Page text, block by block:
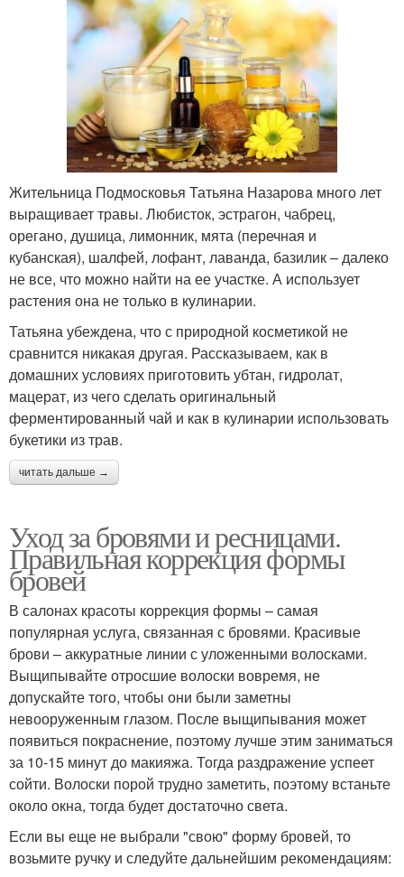
Жительница Подмосковья Татьяна Назарова много лет
выращивает травы. Любисток, эстрагон, чабрец,
орегано, душица, лимонник, мята (перечная и
кубанская), шалфей, лофант, лаванда, базилик – далеко
не все, что можно найти на ее участке. А использует
растения она не только в кулинарии.
Татьяна убеждена, что с природной косметикой не
сравнится никакая другая. Рассказываем, как в
домашних условиях приготовить убтан, гидролат,
мацерат, из чего сделать оригинальный
ферментированный чай и как в кулинарии использовать
букетики из трав.
читать дальше →
Уход за бровями и ресницами.
Правильная коррекция формы
бровей
В салонах красоты коррекция формы – самая
популярная услуга, связанная с бровями. Красивые
брови – аккуратные линии с уложенными волосками.
Выщипывайте отросшие волоски вовремя, не
допускайте того, чтобы они были заметны
невооруженным глазом. После выщипывания может
появиться покраснение, поэтому лучше этим заниматься
за 10-15 минут до макияжа. Тогда раздражение успеет
сойти. Волоски порой трудно заметить, поэтому встаньте
около окна, тогда будет достаточно света.
Если вы еще не выбрали "свою" форму бровей, то
возьмите ручку и следуйте дальнейшим рекомендациям: